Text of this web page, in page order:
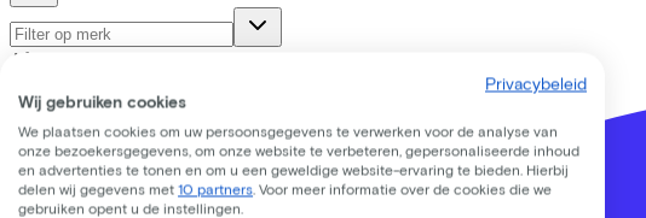
Afstanden (km)
Privacybeleid
Wij gebruiken cookies
We plaatsen cookies om uw persoonsgegevens te verwerken voor de analyse van
onze bezoekersgegevens, om onze website te verbeteren, gepersonaliseerde inhoud
en advertenties te tonen en om u een geweldige website-ervaring te bieden. Hierbij
delen wij gegevens met 10 partners . Voor meer informatie over de cookies die we
gebruiken opent u de instellingen.